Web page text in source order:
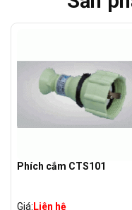
Phích cắm CTS101
Giá: Liên hệ